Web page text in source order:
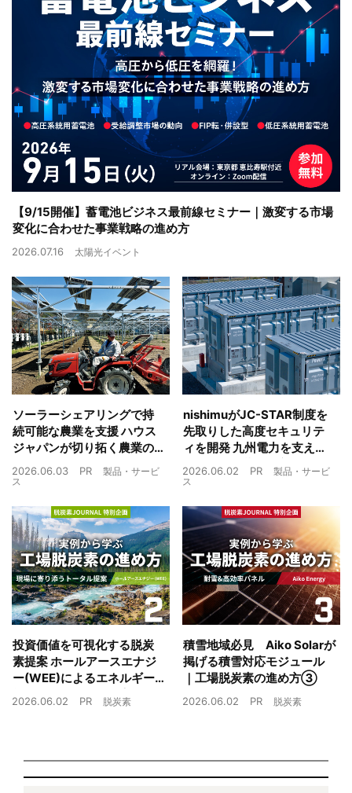
【9/15開催】蓄電池ビジネス最前線セミナー｜激変する市場
変化に合わせた事業戦略の進め方
2026.07.16 太陽光イベント
ソーラーシェアリングで持
続可能な農業を支援 ハウス
ジャパンが切り拓く農業の
未来
2026.06.03 PR
製品・サービ
ス
nishimuがJC-STAR制度を
先取りした高度セキュリテ
ィを開発 九州電力を支えた
制御技術を蓄電池市場へ
2026.06.02 PR
製品・サービ
ス
投資価値を可視化する脱炭
素提案 ホールアースエナジ
ー(WEE)によるエネルギー
戦略とは｜工場脱炭素の進
2026.06.02 PR 脱炭素
積雪地域必見 Aiko Solarが
掲げる積雪対応モジュール
｜工場脱炭素の進め方③
2026.06.02 PR 脱炭素